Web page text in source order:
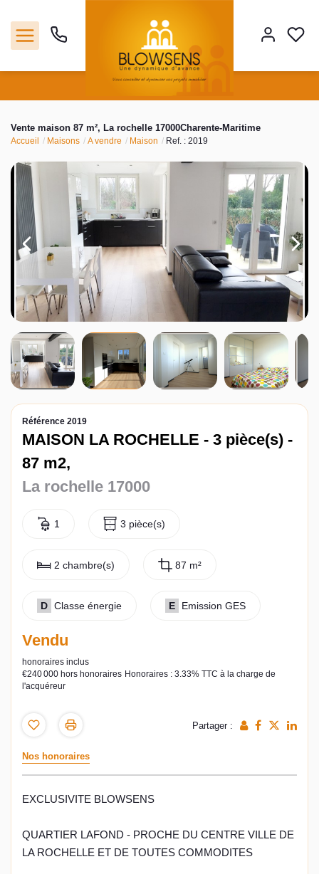
Ventes
Notre agence
Outils
Estimation
Nos services
Contact
Vente maison 87 m², La rochelle 17000Charente-Maritime
Accueil Maisons A vendre Maison Ref. : 2019
Référence 2019
MAISON LA ROCHELLE - 3 pièce(s) -
87 m2,
La rochelle 17000
1 3 pièce(s)
2 chambre(s) 87 m²
D Classe énergie E Emission GES
Vendu
honoraires inclus
€240 000 hors honoraires Honoraires : 3.33% TTC à la charge de
l'acquéreur
Partager :
Nos honoraires
EXCLUSIVITE BLOWSENS
QUARTIER LAFOND - PROCHE DU CENTRE VILLE DE
LA ROCHELLE ET DE TOUTES COMMODITES